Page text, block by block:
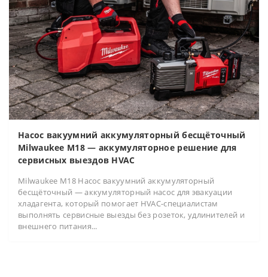
Насос вакуумний аккумуляторный бесщёточный
Milwaukee M18 — аккумуляторное решение для
сервисных выездов HVAC
Milwaukee M18 Насос вакуумний аккумуляторный
бесщёточный — аккумуляторный насос для эвакуации
хладагента, который помогает HVAC-специалистам
выполнять сервисные выезды без розеток, удлинителей и
внешнего питания...